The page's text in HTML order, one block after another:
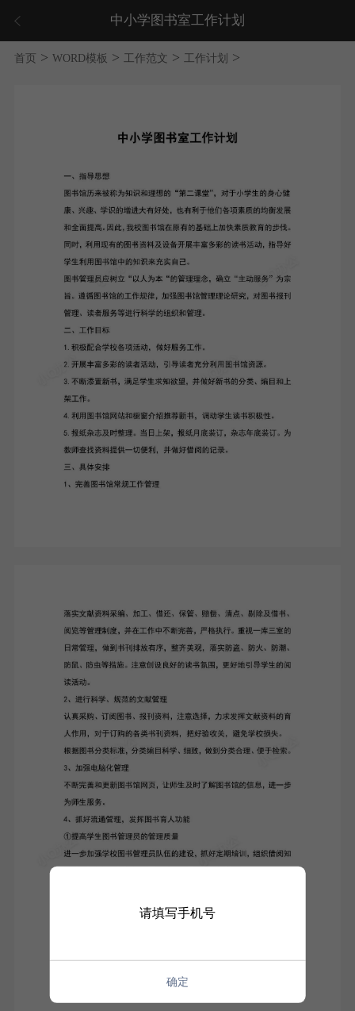
中小学图书室工作计划
首页 > WORD模板 > 工作范文 > 工作计划 >
请填写手机号
确定